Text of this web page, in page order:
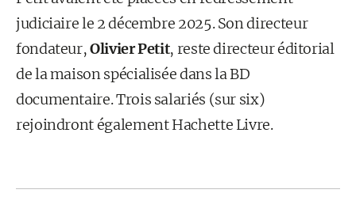
judiciaire le 2 décembre 2025. Son directeur
fondateur,Olivier Petit, reste directeur éditorial
de la maison spécialisée dans la BD
documentaire. Trois salariés (sur six)
rejoindront également Hachette Livre.